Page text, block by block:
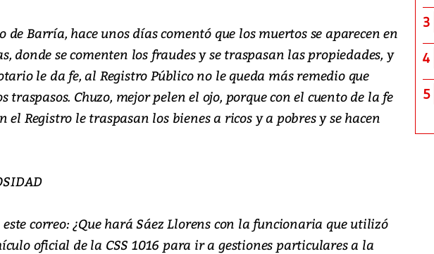
de Barría, hace unos días comentó que los muertos se aparecen en
donde se comenten los fraudes y se traspasan las propiedades, y
le da fe, al Registro Público no le queda más remedio que
traspasos. Chuzo, mejor pelen el ojo, porque con el cuento de la fe
el Registro le traspasan los bienes a ricos y a pobres y se hacen
correo: ¿Que hará Sáez Llorens con la funcionaria que utilizó
oficial de la CSS 1016 para ir a gestiones particulares a la
3
4
5